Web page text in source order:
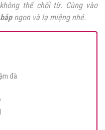
thể chối từ. Cùng vào
ngon và lạ miệng nhé.
đà